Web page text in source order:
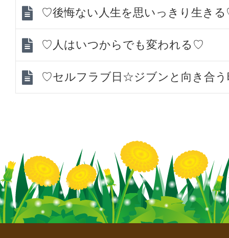
♡後悔ない人生を思いっきり生き
♡人はいつからでも変われる♡
♡セルフラブ日☆ジブンと向き合